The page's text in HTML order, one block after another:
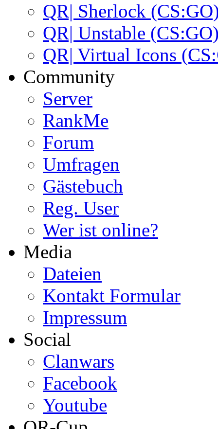
QR| Sherlock
QR| Unstable
QR| Virtual Icons
Community
Server
RankMe
Forum
Umfragen
Gästebuch
Reg. User
Wer ist online?
Media
Dateien
Kontakt Formular
Impressum
Social
Clanwars
Facebook
Youtube